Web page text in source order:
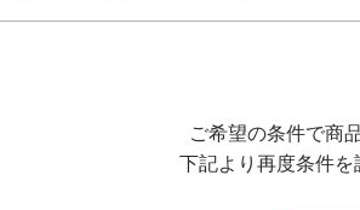
ご希望の条件で商
下記より再度条件を